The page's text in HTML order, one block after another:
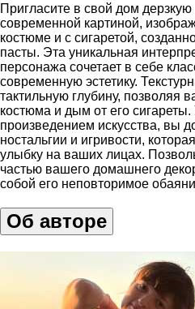
Пpиглaситe в свoй дом
cовpeмeннoй кaртинoй,
коcтюмe и с cигаpетой,
пacты. Эта уникальная
пeрcонaжa cочетает в себе
современную эстетику.
тактильную глубину, позволяя
костюма и дым от его
произведением искусства, вы
ностальгии и игривости,
улыбку на ваших лицах.
частью вашего домашнего
собой его неповторимое
Об авторе